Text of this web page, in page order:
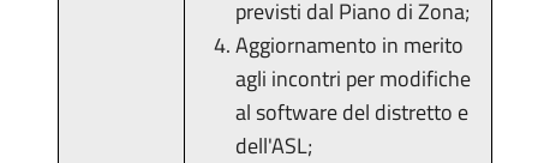
previsti dal Piano di Zona;
Aggiornamento in merito
agli incontri per modifiche
al software del distretto e
dell'ASL;